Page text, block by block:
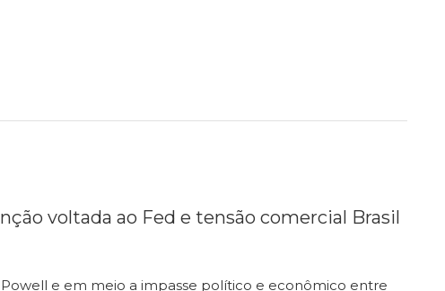
voltada ao Fed e tensão comercial Brasil
e em meio a impasse político e econômico entre